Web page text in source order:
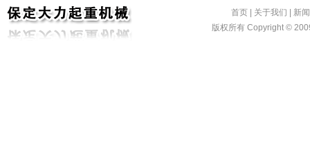
首页 | 关于我们 | 新
版权所有 Copyright ©